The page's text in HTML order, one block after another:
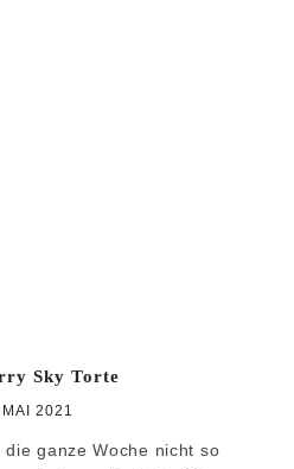
Sky Torte
2021
ganze Woche nicht so